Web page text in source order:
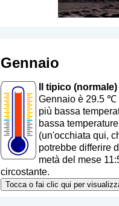
Gennaio
Il tipico
Gennaio è 29.5 ℃
più bassa
bassa
(un'occhiata qui,
potrebbe differire
metà del mese
circostante.
Tocca o fai clic qui per